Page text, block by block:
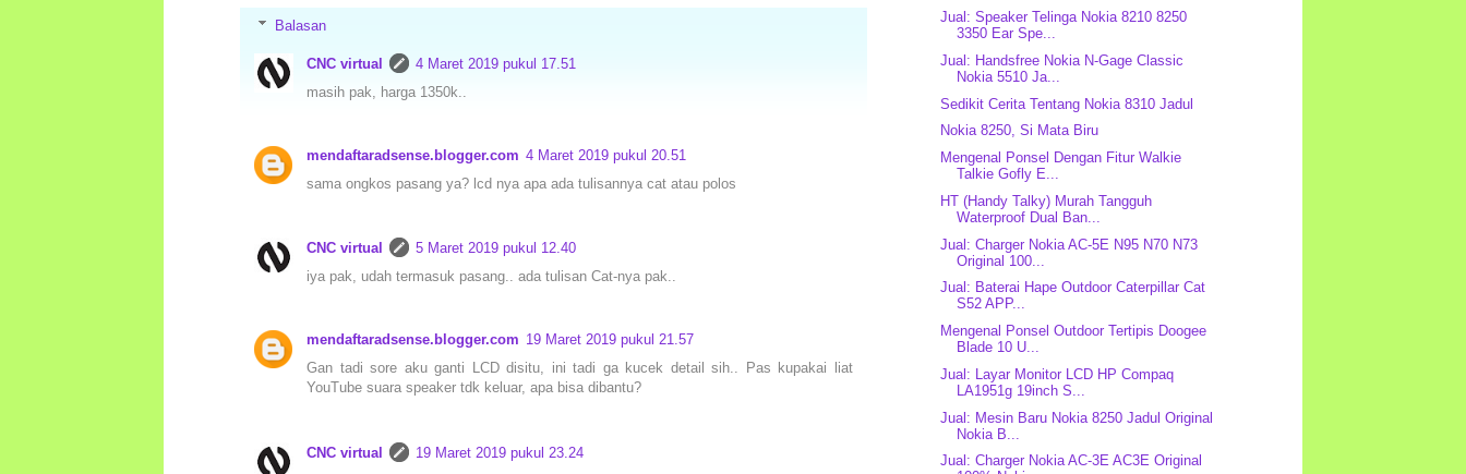
Balasan
CNC virtual
4 Maret 2019 pukul 17.51
masih pak, harga 1350k..
mendaftaradsense.blogger.com 4 Maret 2019 pukul 20.51
sama ongkos pasang ya? lcd nya apa ada tulisannya cat atau polos
CNC virtual
5 Maret 2019 pukul 12.40
iya pak, udah termasuk pasang.. ada tulisan Cat-nya pak..
mendaftaradsense.blogger.com 19 Maret 2019 pukul 21.57
Gan tadi sore aku ganti LCD disitu, ini tadi ga kucek detail sih.. Pas kupakai liat
YouTube suara speaker tdk keluar, apa bisa dibantu?
CNC virtual
19 Maret 2019 pukul 23.24
Jual: Speaker Telinga Nokia 8210 8250
3350 Ear Spe...
Jual: Handsfree Nokia N-Gage Classic
Nokia 5510 Ja...
Sedikit Cerita Tentang Nokia 8310 Jadul
Nokia 8250, Si Mata Biru
Mengenal Ponsel Dengan Fitur Walkie
Talkie Gofly E...
HT (Handy Talky) Murah Tangguh
Waterproof Dual Ban...
Jual: Charger Nokia AC-5E N95 N70 N73
Original 100...
Jual: Baterai Hape Outdoor Caterpillar Cat
S52 APP...
Mengenal Ponsel Outdoor Tertipis Doogee
Blade 10 U...
Jual: Layar Monitor LCD HP Compaq
LA1951g 19inch S...
Jual: Mesin Baru Nokia 8250 Jadul Original
Nokia B...
Jual: Charger Nokia AC-3E AC3E Original